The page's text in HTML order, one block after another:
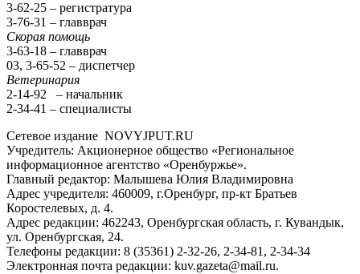
3-62-25 – регистратура
3-76-31 – главврач
Скорая помощь
3-63-18 – главврач
03, 3-65-52 – диспетчер
Ветеринария
2-14-92 – начальник
2-34-41 – специалисты
Сетевое издание NOVYJPUT.RU
Учредитель: Акционерное общество «Региональное
информационное агентство «Оренбуржье».
Главный редактор: Малышева Юлия Владимировна
Адрес учредителя: 460009, г.Оренбург, пр-кт Братьев
Коростелевых, д. 4.
Адрес редакции: 462243, Оренбургская область, г. Кувандык,
ул. Оренбургская, 24.
Телефоны редакции: 8 (35361) 2-32-26, 2-34-81, 2-34-34
Электронная почта редакции: kuv.gazeta@mail.ru.